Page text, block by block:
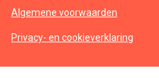
Algemene voorwaarden
Privacy- en cookieverklaring